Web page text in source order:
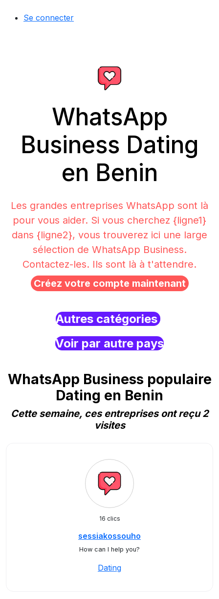
Se connecter
WhatsApp
Business Dating
en Benin
Les grandes entreprises WhatsApp sont là
pour vous aider. Si vous cherchez {ligne1}
dans {ligne2}, vous trouverez ici une large
sélection de WhatsApp Business.
Contactez-les. Ils sont là à t'attendre.
Créez votre compte maintenant
Autres catégories
Voir par autre pays
WhatsApp Business populaire
Dating en Benin
Cette semaine, ces entreprises ont reçu 2
visites
16 clics
sessiakossouho
How can I help you?
Dating